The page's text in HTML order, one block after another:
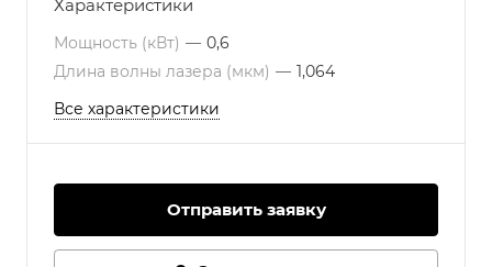
Характеристики
Мощность (кВт) — 0,6
Длина волны лазера (мкм) — 1,064
Все характеристики
Отправить заявку